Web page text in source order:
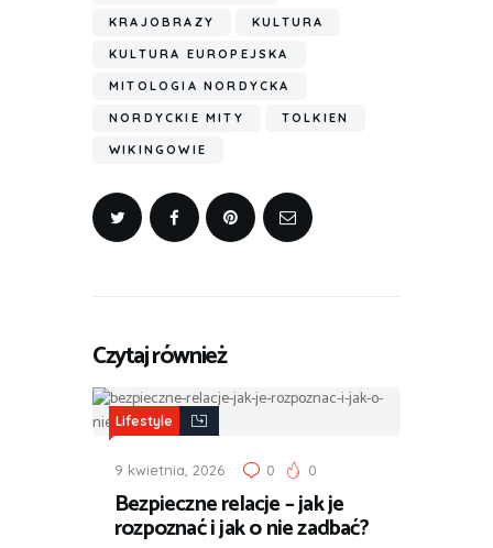
KRAJOBRAZY KULTURA
KULTURA EUROPEJSKA
MITOLOGIA NORDYCKA
NORDYCKIE MITY TOLKIEN
WIKINGOWIE
Czytaj również
Lifestyle
9 kwietnia, 2026 0 0
Bezpieczne relacje – jak je
rozpoznać i jak o nie zadbać?